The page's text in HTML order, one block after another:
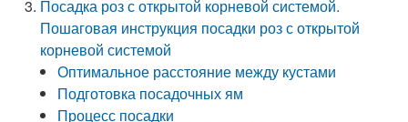
Посадка роз с открытой корневой системой.
Пошаговая инструкция посадки роз с открытой
корневой системой
Оптимальное расстояние между кустами
Подготовка посадочных ям
Процесс посадки